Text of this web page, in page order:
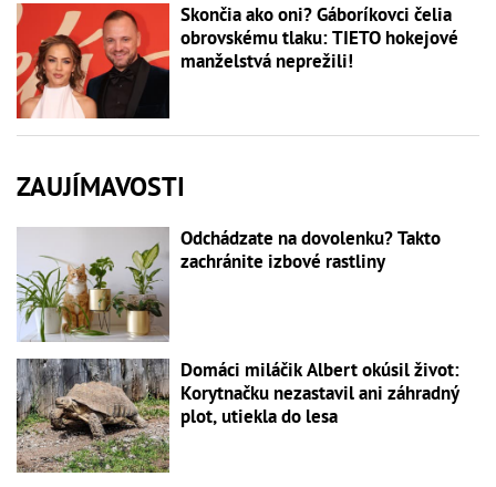
Skončia ako oni? Gáboríkovci čelia
obrovskému tlaku: TIETO hokejové
manželstvá neprežili!
ZAUJÍMAVOSTI
Odchádzate na dovolenku? Takto
zachránite izbové rastliny
Domáci miláčik Albert okúsil život:
Korytnačku nezastavil ani záhradný
plot, utiekla do lesa